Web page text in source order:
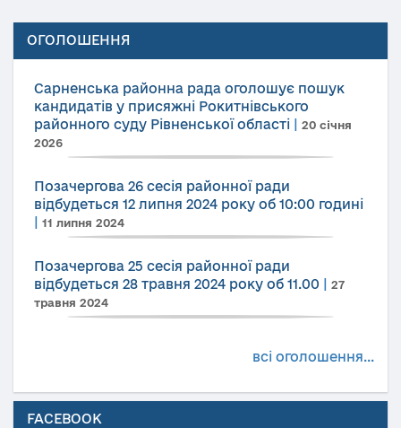
ОГОЛОШЕННЯ
Сарненська районна рада оголошує пошук
кандидатів у присяжні Рокитнівського
районного суду Рівненської області
20 січня
2026
Позачергова 26 сесія районної ради
відбудеться 12 липня 2024 року об 10:00 годині
11 липня 2024
Позачергова 25 сесія районної ради
відбудеться 28 травня 2024 року об 11.00
27
травня 2024
всі оголошення...
FACEBOOK